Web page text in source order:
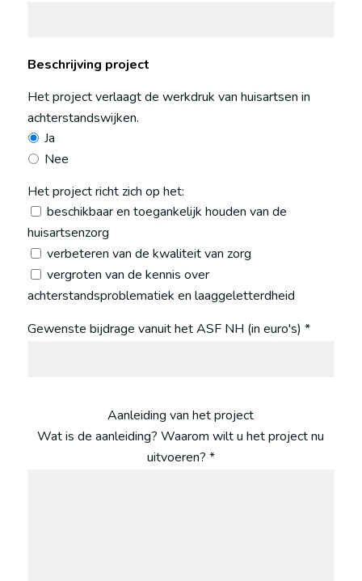
Beschrijving project
Het project verlaagt de werkdruk van huisartsen in
achterstandswijken.
Ja
Nee
Het project richt zich op het:
beschikbaar en toegankelijk houden van de
huisartsenzorg
verbeteren van de kwaliteit van zorg
vergroten van de kennis over
achterstandsproblematiek en laaggeletterdheid
Gewenste bijdrage vanuit het ASF NH (in euro's) *
Aanleiding van het project
Wat is de aanleiding? Waarom wilt u het project nu
uitvoeren? *